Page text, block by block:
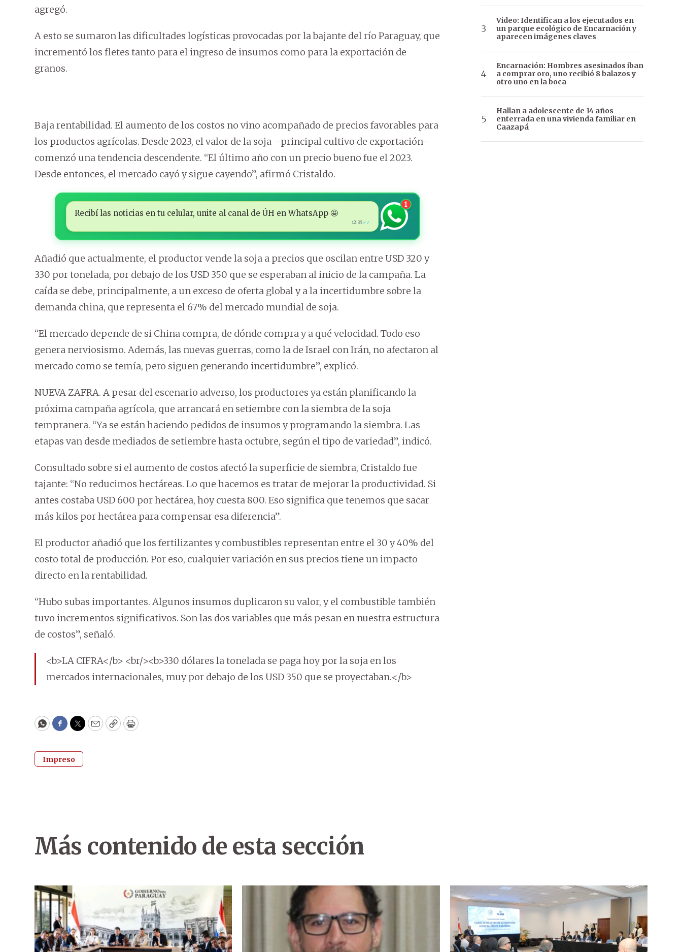
agregó.
A esto se sumaron las dificultades logísticas provocadas por la bajante del río Paraguay, que
incrementó los fletes tanto para el ingreso de insumos como para la exportación de
granos.
Baja rentabilidad. El aumento de los costos no vino acompañado de precios favorables para
los productos agrícolas. Desde 2023, el valor de la soja –principal cultivo de exportación–
comenzó una tendencia descendente. “El último año con un precio bueno fue el 2023.
Desde entonces, el mercado cayó y sigue cayendo”, afirmó Cristaldo.
Recibí las noticias en tu celular, unite al canal de ÚH en WhatsApp 🤩
12:35 ✓✓
1
Añadió que actualmente, el productor vende la soja a precios que oscilan entre USD 320 y
330 por tonelada, por debajo de los USD 350 que se esperaban al inicio de la campaña. La
caída se debe, principalmente, a un exceso de oferta global y a la incertidumbre sobre la
demanda china, que representa el 67% del mercado mundial de soja.
“El mercado depende de si China compra, de dónde compra y a qué velocidad. Todo eso
genera nerviosismo. Además, las nuevas guerras, como la de Israel con Irán, no afectaron al
mercado como se temía, pero siguen generando incertidumbre”, explicó.
NUEVA ZAFRA. A pesar del escenario adverso, los productores ya están planificando la
próxima campaña agrícola, que arrancará en setiembre con la siembra de la soja
tempranera. “Ya se están haciendo pedidos de insumos y programando la siembra. Las
etapas van desde mediados de setiembre hasta octubre, según el tipo de variedad”, indicó.
Consultado sobre si el aumento de costos afectó la superficie de siembra, Cristaldo fue
tajante: “No reducimos hectáreas. Lo que hacemos es tratar de mejorar la productividad. Si
antes costaba USD 600 por hectárea, hoy cuesta 800. Eso significa que tenemos que sacar
más kilos por hectárea para compensar esa diferencia”.
El productor añadió que los fertilizantes y combustibles representan entre el 30 y 40% del
costo total de producción. Por eso, cualquier variación en sus precios tiene un impacto
directo en la rentabilidad.
“Hubo subas importantes. Algunos insumos duplicaron su valor, y el combustible también
tuvo incrementos significativos. Son las dos variables que más pesan en nuestra estructura
de costos”, señaló.
<b>LA CIFRA</b> <br/><b>330 dólares la tonelada se paga hoy por la soja en los
mercados internacionales, muy por debajo de los USD 350 que se proyectaban.</b>
WhatsApp
Facebook
Twitter
EmailCopyPrint
Impreso
Video: Identifican a los ejecutados en
un parque ecológico de Encarnación y
aparecen imágenes claves
Encarnación: Hombres asesinados iban
a comprar oro, uno recibió 8 balazos y
otro uno en la boca
Hallan a adolescente de 14 años
enterrada en una vivienda familiar en
Caazapá
Más contenido de esta sección